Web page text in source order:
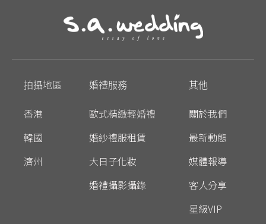
拍攝地區
香港
韓國
濟州
婚禮服務
歐式精緻輕婚禮
婚紗禮服租賃
大日子化妝
婚禮攝影攝錄
其他
關於我們
最新動態
媒體報導
客人分享
星級VIP